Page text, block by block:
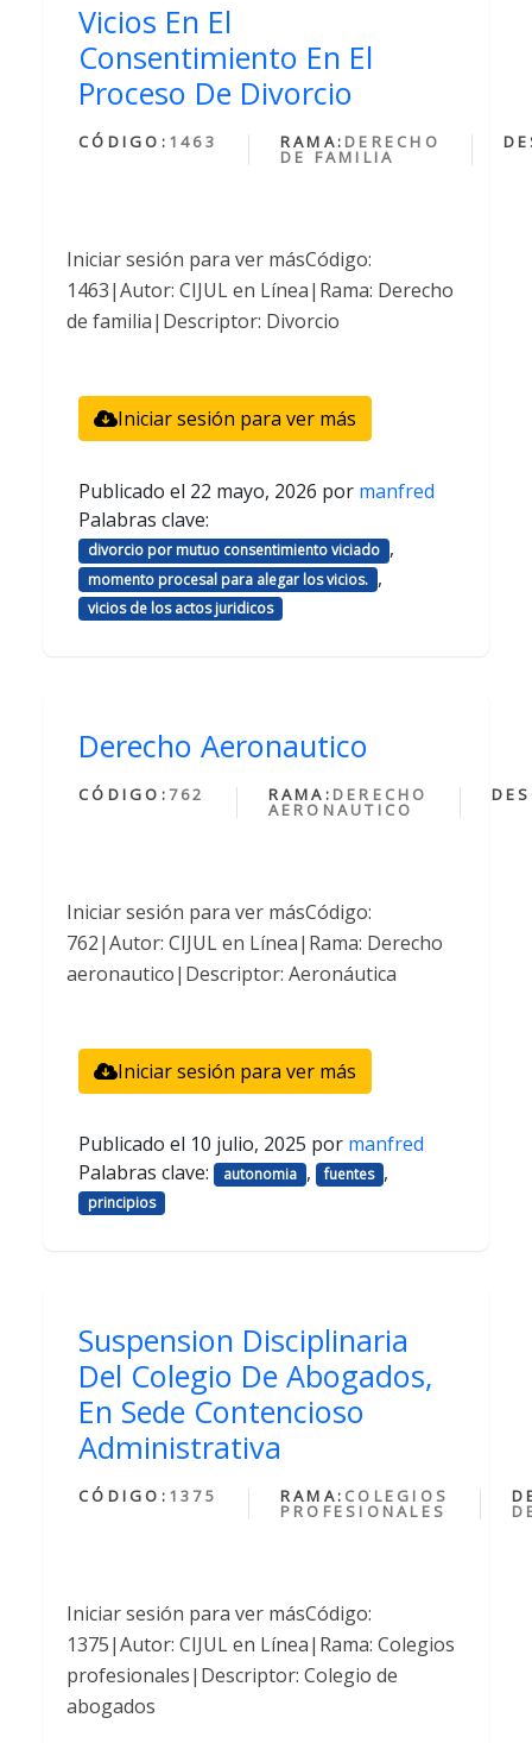
Vicios En El
Consentimiento En El
Proceso De Divorcio
CÓDIGO: 1463 RAMA: DERECHO
DE FAMILIA
Iniciar sesión para ver másCódigo:
1463|Autor: CIJUL en Línea|Rama: Derecho
de familia|Descriptor: Divorcio
Iniciar sesión para ver más
Publicado el 22 mayo, 2026 por manfred
Palabras clave:
divorcio por mutuo consentimiento viciado ,
momento procesal para alegar los vicios. ,
vicios de los actos juridicos
Derecho Aeronautico
CÓDIGO: 762 RAMA: DERECHO
AERONAUTICO
Iniciar sesión para ver másCódigo:
762|Autor: CIJUL en Línea|Rama: Derecho
aeronautico|Descriptor: Aeronáutica
Iniciar sesión para ver más
Publicado el 10 julio, 2025 por manfred
Palabras clave:
autonomia , fuentes ,
principios
Suspension Disciplinaria
Del Colegio De Abogados,
En Sede Contencioso
Administrativa
CÓDIGO: 1375 RAMA: COLEGIOS
PROFESIONALES
Iniciar sesión para ver másCódigo:
1375|Autor: CIJUL en Línea|Rama: Colegios
profesionales|Descriptor: Colegio de
abogados